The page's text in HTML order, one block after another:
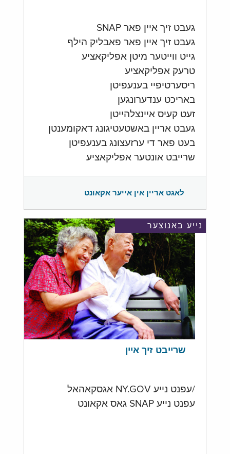
געבט זיך איין פאר SNAP
געבט זיך איין פאר פאבליק הילף
גייט ווייטער מיטן אפליקאציע
טרעק אפליקאציע
ריסערטיפיי בענעפיטן
באריכט ענדערונגען
זעט קעיס איינצלהייטן
געבט אריין באשטעטיגונג דאקומענטן
בעט פאר די ערזעצונג בענעפיטן
שרייבט אונטער אפליקאציע
לאגט אריין אין אייער אקאונט
נייע באנוצער
שרייבט זיך איין
/עפנט נייע NY.GOV אגסקאהאל
עפנט נייע SNAP גאס אקאונט